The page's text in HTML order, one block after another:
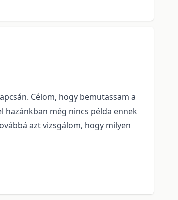
Célom, hogy bemutassam a
még nincs példa ennek
azt vizsgálom, hogy milyen